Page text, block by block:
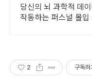
당신의 뇌 과학적 데
작동하는 퍼스널 몰입
2 구독하